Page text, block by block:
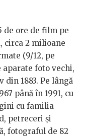
de ore de film pe
circa 2 milioane
(9/12, pe
aparate foto vechi,
1883. Pe lângă
până în 1991, cu
cu familia
petreceri și
fotograful de 82